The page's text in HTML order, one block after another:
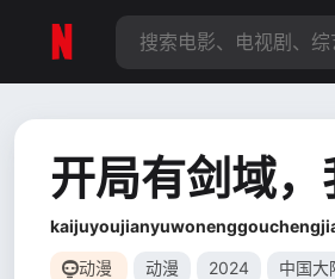
开局有剑域
动漫 动漫 2024 中国大